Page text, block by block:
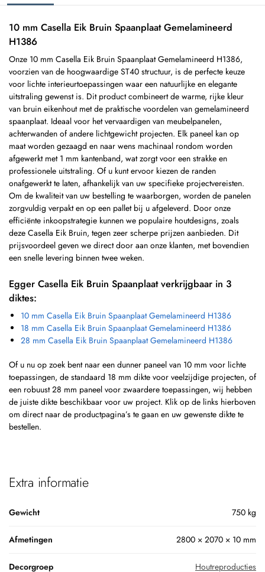
10 mm Casella Eik Bruin Spaanplaat Gemelamineerd
H1386
Onze 10 mm Casella Eik Bruin Spaanplaat Gemelamineerd H1386,
voorzien van de hoogwaardige ST40 structuur, is de perfecte keuze
voor lichte interieurtoepassingen waar een natuurlijke en elegante
uitstraling gewenst is. Dit product combineert de warme, rijke kleur
van bruin eikenhout met de praktische voordelen van gemelamineerd
spaanplaat. Ideaal voor het vervaardigen van meubelpanelen,
achterwanden of andere lichtgewicht projecten. Elk paneel kan op
maat worden gezaagd en naar wens machinaal rondom worden
afgewerkt met 1 mm kantenband, wat zorgt voor een strakke en
professionele uitstraling. Of u kunt ervoor kiezen de randen
onafgewerkt te laten, afhankelijk van uw specifieke projectvereisten.
Om de kwaliteit van uw bestelling te waarborgen, worden de panelen
zorgvuldig verpakt en op een pallet bij u afgeleverd. Door onze
efficiënte inkoopstrategie kunnen we populaire houtdesigns, zoals
deze Casella Eik Bruin, tegen zeer scherpe prijzen aanbieden. Dit
prijsvoordeel geven we direct door aan onze klanten, met bovendien
een snelle levering binnen twee weken.
Egger Casella Eik Bruin Spaanplaat verkrijgbaar in 3
diktes:
10 mm Casella Eik Bruin Spaanplaat Gemelamineerd H1386
18 mm Casella Eik Bruin Spaanplaat Gemelamineerd H1386
28 mm Casella Eik Bruin Spaanplaat Gemelamineerd H1386
Of u nu op zoek bent naar een dunner paneel van 10 mm voor lichte
toepassingen, de standaard 18 mm dikte voor veelzijdige projecten, of
een robuust 28 mm paneel voor zwaardere toepassingen, wij hebben
de juiste dikte beschikbaar voor uw project. Klik op de links hierboven
om direct naar de productpagina’s te gaan en uw gewenste dikte te
bestellen.
Extra informatie
Gewicht 750 kg
Afmetingen 2800 × 2070 × 10 mm
Decorgroep Houtreproducties